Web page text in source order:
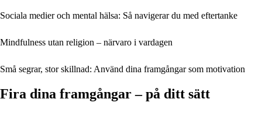
Sociala medier och mental hälsa: Så navigerar du med eftertanke
Mindfulness utan religion – närvaro i vardagen
Små segrar, stor skillnad: Använd dina framgångar som motivation
Fira dina framgångar – på ditt sätt